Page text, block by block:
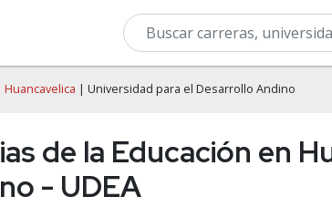
Huancavelica | Universidad para el Desarrollo Andino
de la Educación en
- UDEA